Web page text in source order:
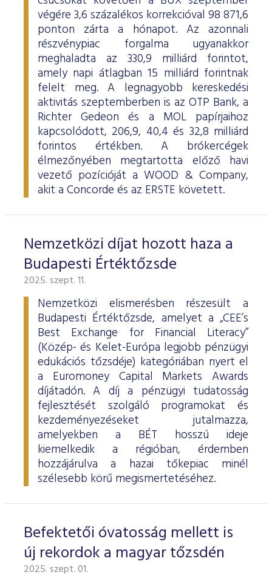
ESG Útmutató
végére 3,6 százalékos korrekcióval 98 871,6
ponton zárta a hónapot. Az azonnali
részvénypiac forgalma ugyanakkor
meghaladta az 330,9 milliárd forintot,
amely napi átlagban 15 milliárd forintnak
felelt meg. A legnagyobb kereskedési
aktivitás szeptemberben is az OTP Bank, a
Richter Gedeon és a MOL papírjaihoz
kapcsolódott, 206,9, 40,4 és 32,8 milliárd
forintos értékben. A brókercégek
élmezőnyében megtartotta előző havi
vezető pozícióját a WOOD & Company,
akit a Concorde és az ERSTE követett.
Nemzetközi díjat hozott haza a
Budapesti Értéktőzsde
2025. szept. 11.
Nemzetközi elismerésben részesült a
Budapesti Értéktőzsde, amelyet a „CEE’s
Best Exchange for Financial Literacy”
(Közép- és Kelet-Európa legjobb pénzügyi
edukációs tőzsdéje) kategóriában nyert el
a Euromoney Capital Markets Awards
díjátadón. A díj a pénzügyi tudatosság
fejlesztését szolgáló programokat és
kezdeményezéseket jutalmazza,
amelyekben a BÉT hosszú ideje
kiemelkedik a régióban, érdemben
hozzájárulva a hazai tőkepiac minél
szélesebb körű megismertetéséhez.
Befektetői óvatosság mellett is
új rekordok a magyar tőzsdén
2025. szept. 01.